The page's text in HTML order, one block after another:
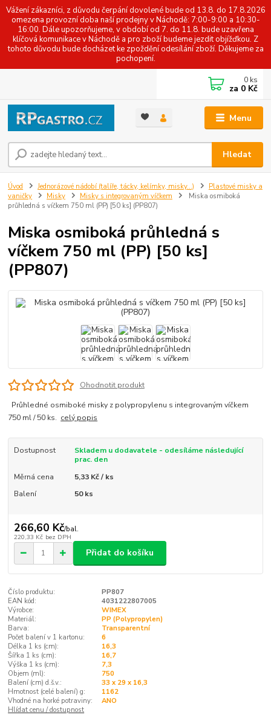
Vážení zákazníci, z důvodu čerpání dovolené bude od 13.8. do 17.8.2026
omezena provozní doba naší prodejny v Náchodě: 7:00-9:00 a 10:30-
16:00. Dále upozorňujeme, v období od 7. do 11.8. bude uzavřena
klíčová komunikace v Náchodě a pro zboží budeme jezdit objížďkou. Z
tohoto důvodu bude docházet ke zpoždění odesílání zboží. Děkujeme za
pochopení.
Menu
Hledat
0 ks
za 0 Kč
Úvod Jednorázové nádobí (talíře, tácky, kelímky, misky...)
Plastové misky a
vaničky
Misky Misky s integrovaným víčkem
Miska osmiboká
průhledná s víčkem 750 ml (PP) [50 ks] (PP807)
Miska osmiboká průhledná s
víčkem 750 ml (PP) [50 ks]
(PP807)
Ohodnotit produkt
Průhledné osmiboké misky z polypropylenu s integrovaným víčkem
750 ml / 50 ks. celý popis
Dostupnost
Skladem u dodavatele - odesíláme následující
prac. den
Měrná cena
5,33 Kč / ks
Balení
50 ks
266,60 Kč/bal.
220,33 Kč bez DPH
Přidat do košíku
Číslo produktu:
PP807
EAN kód:
4031222807005
Výrobce:
WIMEX
Materiál:
PP (Polypropylen)
Barva:
Transparentní
Počet balení v 1 kartonu:
6
Délka 1 ks (cm):
16,3
Šířka 1 ks (cm):
16,7
Výška 1 ks (cm):
7,3
Objem (ml):
750
Balení (cm) d.š.v.:
33 x 29 x 16,3
Hmotnost (celé balení) g:
1162
Vhodné na horké potraviny:
ANO
Hlídat cenu / dostupnost